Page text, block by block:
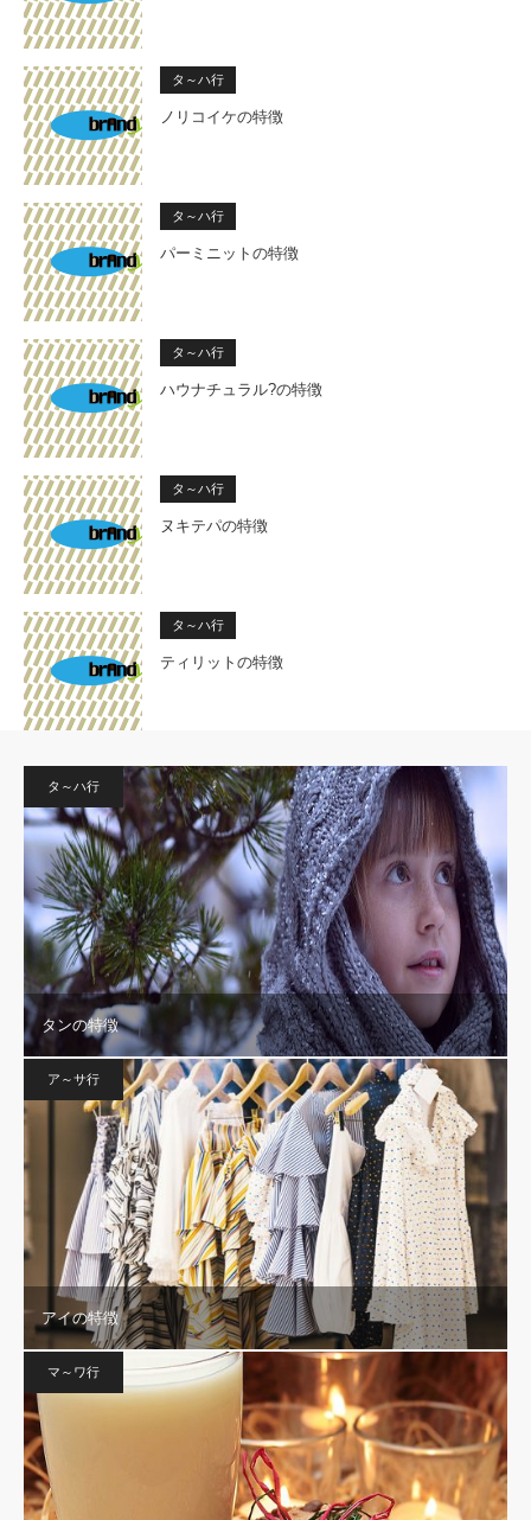
タ～ハ行
ノリコイケの特徴
タ～ハ行
パーミニットの特徴
タ～ハ行
ハウナチュラル?の特徴
タ～ハ行
ヌキテパの特徴
タ～ハ行
ティリットの特徴
タ～ハ行
タンの特徴
ア～サ行
アイの特徴
マ～ワ行